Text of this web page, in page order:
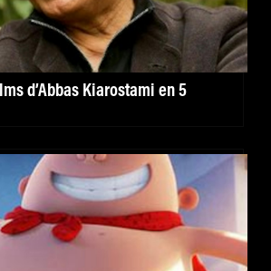
d’Abbas Kiarostami en 5